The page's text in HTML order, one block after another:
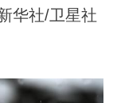
华社/卫星社